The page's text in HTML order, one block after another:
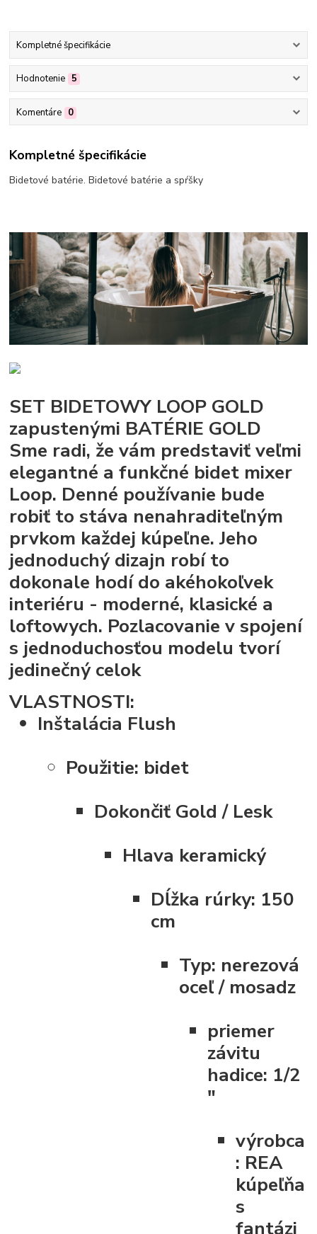
Kompletné špecifikácie
Hodnotenie 5
Komentáre 0
Kompletné špecifikácie
Bidetové batérie. Bidetové batérie a spŕšky
SET BIDETOWY LOOP GOLD
zapustenými BATÉRIE GOLD
Sme radi, že vám predstaviť veľmi
elegantné a funkčné bidet mixer
Loop. Denné používanie bude
robiť to stáva nenahraditeľným
prvkom každej kúpeľne. Jeho
jednoduchý dizajn robí to
dokonale hodí do akéhokoľvek
interiéru - moderné, klasické a
loftowych. Pozlacovanie v spojení
s jednoduchosťou modelu tvorí
jedinečný celok
VLASTNOSTI:
Inštalácia Flush
Použitie: bidet
Dokončiť Gold / Lesk
Hlava keramický
Dĺžka rúrky: 150
cm
Typ: nerezová
oceľ / mosadz
priemer
závitu
hadice: 1/2
"
výrobca
: REA
kúpeľňa
s
fantázi